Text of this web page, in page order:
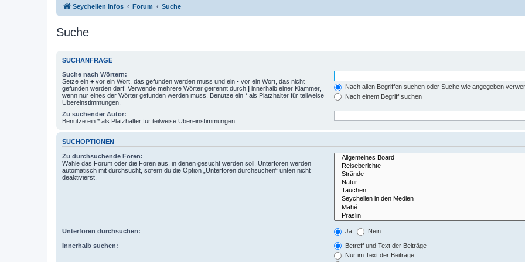
Seychellen Infos Forum Suche
Suche
SUCHANFRAGE
Suche nach Wörtern:
Setze ein + vor ein Wort, das gefunden werden muss und ein - vor ein Wort, das nicht
gefunden werden darf. Verwende mehrere Wörter getrennt durch | innerhalb einer Klammer,
wenn nur eines der Wörter gefunden werden muss. Benutze ein * als Platzhalter für teilweise
Übereinstimmungen.
Nach allen Begriffen suchen oder Suche wie angegeben
Nach einem Begriff suchen
Zu suchender Autor:
Benutze ein * als Platzhalter für teilweise Übereinstimmungen.
SUCHOPTIONEN
Zu durchsuchende Foren:
Wähle das Forum oder die Foren aus, in denen gesucht werden soll. Unterforen werden
automatisch mit durchsucht, sofern du die Option „Unterforen durchsuchen“ unten nicht
deaktivierst.
Unterforen durchsuchen: Ja Nein
Innerhalb suchen:
Betreff und Text der Beiträge
Nur im Text der Beiträge